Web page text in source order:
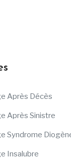
Après Décès
Après Sinistre
Syndrome
Insalubre